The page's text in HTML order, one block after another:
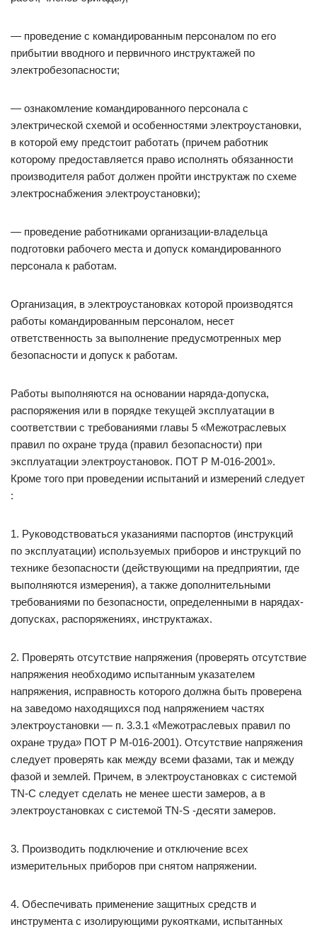
— проведение с командированным персоналом по его
прибытии вводного и первичного инструктажей по
электробезопасности;
— ознакомление командированного персонала с
электрической схемой и особенностями электроустановки,
в которой ему предстоит работать (причем работник
которому предоставляется право исполнять обязанности
производителя работ должен пройти инструктаж по схеме
электроснабжения электроустановки);
— проведение работниками организации-владельца
подготовки рабочего места и допуск командированного
персонала к работам.
Организация, в электроустановках которой производятся
работы командированным персоналом, несет
ответственность за выполнение предусмотренных мер
безопасности и допуск к работам.
Работы выполняются на основании наряда-допуска,
распоряжения или в порядке текущей эксплуатации в
соответствии с требованиями главы 5 «Межотраслевых
правил по охране труда (правил безопасности) при
эксплуатации электроустановок. ПОТ Р М-016-2001».
Кроме того при проведении испытаний и измерений следует
:
1. Руководствоваться указаниями паспортов (инструкций
по эксплуатации) используемых приборов и инструкций по
технике безопасности (действующими на предприятии, где
выполняются измерения), а также дополнительными
требованиями по безопасности, определенными в нарядах-
допусках, распоряжениях, инструктажах.
2. Проверять отсутствие напряжения (проверять отсутствие
напряжения необходимо испытанным указателем
напряжения, исправность которого должна быть проверена
на заведомо находящихся под напряжением частях
электроустановки — п. 3.3.1 «Межотраслевых правил по
охране труда» ПОТ Р М-016-2001). Отсутствие напряжения
следует проверять как между всеми фазами, так и между
фазой и землей. Причем, в электроустановках с системой
TN-C следует сделать не менее шести замеров, а в
электроустановках с системой TN-S -десяти замеров.
3. Производить подключение и отключение всех
измерительных приборов при снятом напряжении.
4. Обеспечивать применение защитных средств и
инструмента с изолирующими рукоятками, испытанных